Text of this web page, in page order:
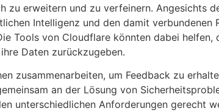
zu erweitern und zu verfeinern. Angesichts
Intelligenz und den damit verbundenen
Tools von Cloudflare könnten dabei helfen,
Daten zurückzugeben.
zusammenarbeiten, um Feedback zu
an der Lösung von
unterschiedlichen Anforderungen gerecht